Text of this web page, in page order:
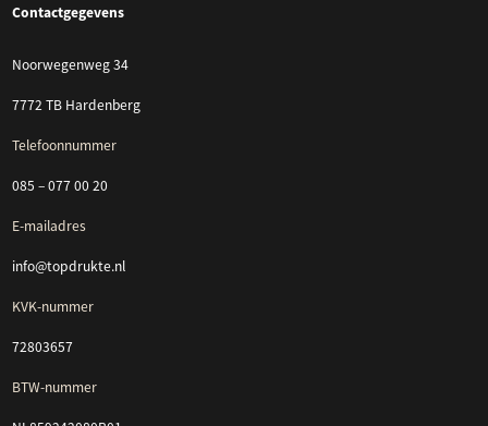
Contactgegevens
Noorwegenweg 34
7772 TB Hardenberg
Telefoonnummer
085 – 077 00 20
E-mailadres
info@topdrukte.nl
KVK-nummer
72803657
BTW-nummer